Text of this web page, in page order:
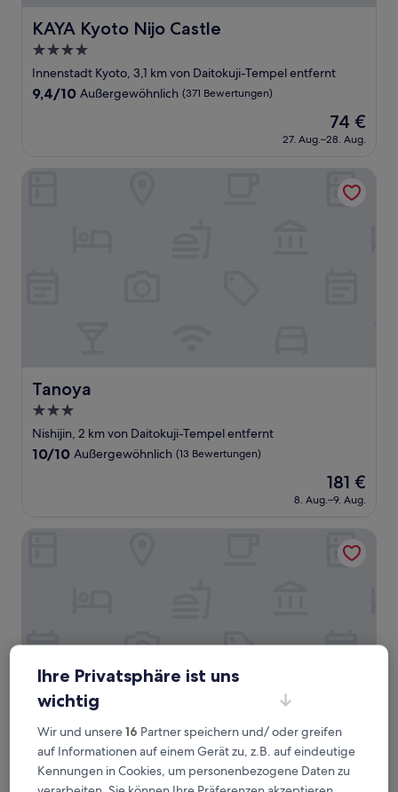
KAYA Kyoto Nijo Castle
KAYA Kyoto Nijo Castle
4.0-
Sterne-
Unterkunft
Innenstadt Kyoto, 3,1 km von Daitokuji-Tempel entfernt
9.4
Bewertungen)
9,4/10 Außergewöhnlich (371 Bewertungen)
Der
Preis
beträgt
74 €
27. Aug.–28. Aug.
Tanoya
Tanoya
3.0-
Sterne-
Unterkunft
Nishijin, 2 km von Daitokuji-Tempel entfernt
10.0
Bewertungen)
10/10 Außergewöhnlich (13 Bewertungen)
Der
Preis
beträgt
181 €
8. Aug.–9. Aug.
Hananobou Kinkakuji-michi
Hananobou Kinkakuji-michi
3.0-
Ihre Privatsphäre ist uns
wichtig
Wir und unsere16 Partner speichern und/ oder greifen
auf Informationen auf einem Gerät zu, z.B. auf eindeutige
Kennungen in Cookies, um personenbezogene Daten zu